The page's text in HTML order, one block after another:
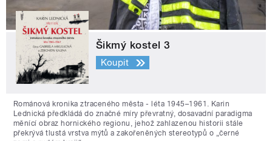
Šikmý kostel 3
Koupit
Románová kronika ztraceného města - léta 1945–1961. Karin
Lednická předkládá do značné míry převratný, dosavadní paradigma
měnící obraz hornického regionu, jehož zahlazenou historii stále
překrývá tlustá vrstva mýtů a zakořeněných stereotypů o „černé